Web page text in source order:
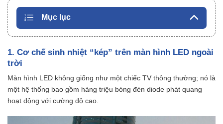
Mục lục
1. Cơ chế sinh nhiệt “kép” trên màn hình LED ngoài
trời
Màn hình LED không giống như một chiếc TV thông thường; nó là
một hệ thống bao gồm hàng triệu bóng đèn diode phát quang
hoạt động với cường độ cao.